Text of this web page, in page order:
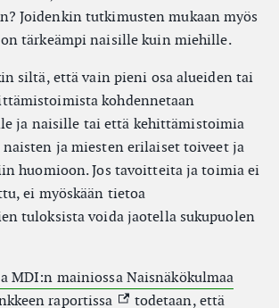
Joidenkin tutkimusten mukaan myös
tärkeämpi naisille kuin miehille.
siltä, että vain pieni osa alueiden tai
kohdennetaan
ja naisille tai että kehittämistoimia
naisten ja miesten erilaiset toiveet ja
huomioon. Jos tavoitteita ja toimia ei
ei myöskään tietoa
tuloksista voida jaotella sukupuolen
MDI:n mainiossa Naisnäkökulmaa
raportissa (External link)
todetaan, että